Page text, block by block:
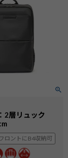
2層リュック
フロントにB4収納可